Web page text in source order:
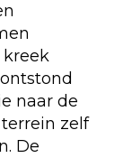
kreek
naar de
zelf
De